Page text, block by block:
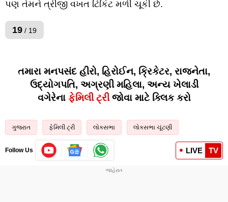
પણ તેમને ત્રીજી વખત ટિકિટ મળી ચૂકી છે.
19 / 19
તમારા મનપસંદ હીરો, હિરોઈન, ક્રિકેટર, રાજનેતા,
ઉદ્યોગપતિ, અગ્રણી મહિલા, અન્ય ખેલાડી
વગેરેના ફેમિલી ટ્રીજોવા માટે ક્લિક કરો
ગુજરાત ફેમિલી ટ્રી લોકસભા લોકસભા ચૂંટણી
Follow Us LIVE TV